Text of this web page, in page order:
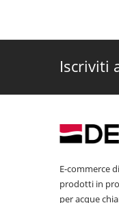
Iscriviti
E-commerce
prodotti in
per acque